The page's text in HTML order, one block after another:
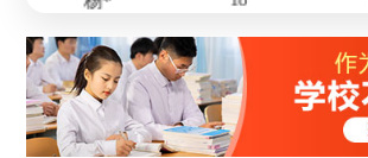
冯*
赵* 17
屈*天 15